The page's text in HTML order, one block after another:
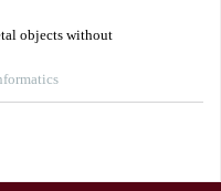
objects without